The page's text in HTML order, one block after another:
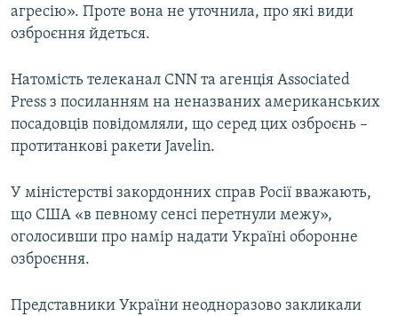
агресію». Проте вона не уточнила, про які види
озброєння йдеться.
Натомість телеканал CNN та агенція Associated
Press з посиланням на неназваних американських
посадовців повідомляли, що серед цих озброєнь –
протитанкові ракети Javelin.
У міністерстві закордонних справ Росії вважають,
що США «в певному сенсі перетнули межу»,
оголосивши про намір надати Україні оборонне
озброєння.
Представники України неодноразово закликали